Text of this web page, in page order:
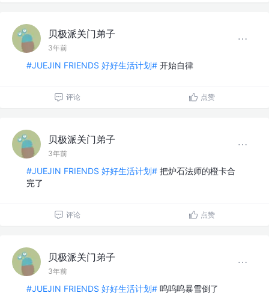
贝极派关门弟子
3年前
#JUEJIN FRIENDS 好好生活计划# 开始自律
评论 点赞
贝极派关门弟子
3年前
#JUEJIN FRIENDS 好好生活计划# 把炉石法师的橙卡合
完了
评论 点赞
贝极派关门弟子
3年前
#JUEJIN FRIENDS 好好生活计划# 呜呜呜暴雪倒了